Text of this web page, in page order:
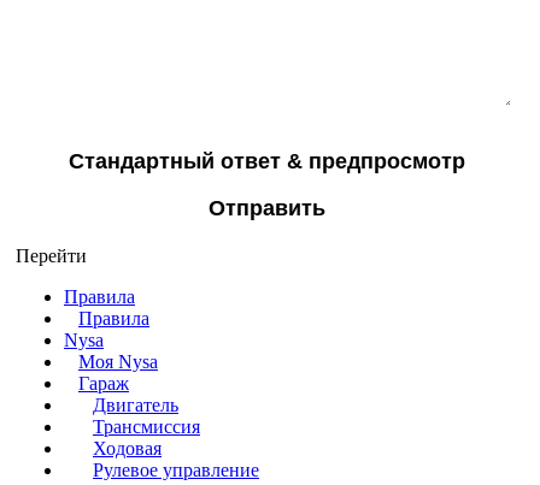
Перейти
Правила
Правила
Nysa
Моя Nysa
Гараж
Двигатель
Трансмиссия
Ходовая
Рулевое управление